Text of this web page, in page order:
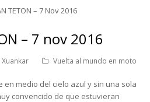
– 7 nov 2016
Xuankar Vuelta al mundo en moto
en medio del cielo azul y sin una sola
convencido de que estuvieran